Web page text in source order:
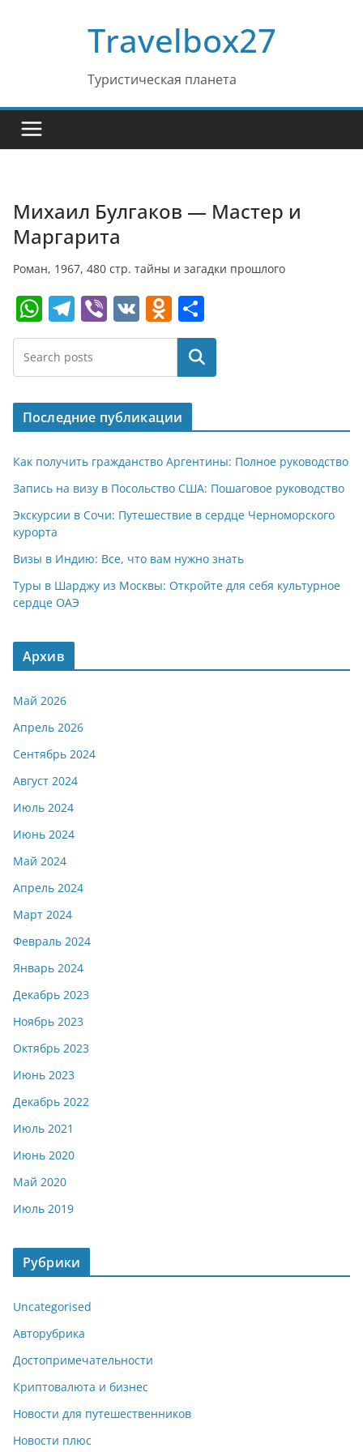
Travelbox27
Туристическая планета
Михаил Булгаков — Мастер и
Маргарита
Роман, 1967, 480 стр. тайны и загадки прошлого
W
h
at
s
A
p
p
T
el
e
gr
a
m
Vi
b
V
K
O
d
o
kl
a
ss
ni
ki
т
п
р
в
и
т
ь
Поиск
Последние публикации
Как получить гражданство Аргентины: Полное руководство
Запись на визу в Посольство США: Пошаговое руководство
Экскурсии в Сочи: Путешествие в сердце Черноморского
курорта
Визы в Индию: Все, что вам нужно знать
Туры в Шарджу из Москвы: Откройте для себя культурное
сердце ОАЭ
Архив
Май 2026
Апрель 2026
Сентябрь 2024
Август 2024
Июль 2024
Июнь 2024
Май 2024
Апрель 2024
Март 2024
Февраль 2024
Январь 2024
Декабрь 2023
Ноябрь 2023
Октябрь 2023
Июнь 2023
Декабрь 2022
Июль 2021
Июнь 2020
Май 2020
Июль 2019
Рубрики
Uncategorised
Авторубрика
Достопримечательности
Криптовалюта и бизнес
Новости для путешественников
Новости плюс